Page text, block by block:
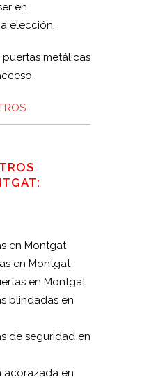
en
elección.
metálicas
en Montgat
en Montgat
en Montgat
blindadas en
de seguridad en
acorazada en